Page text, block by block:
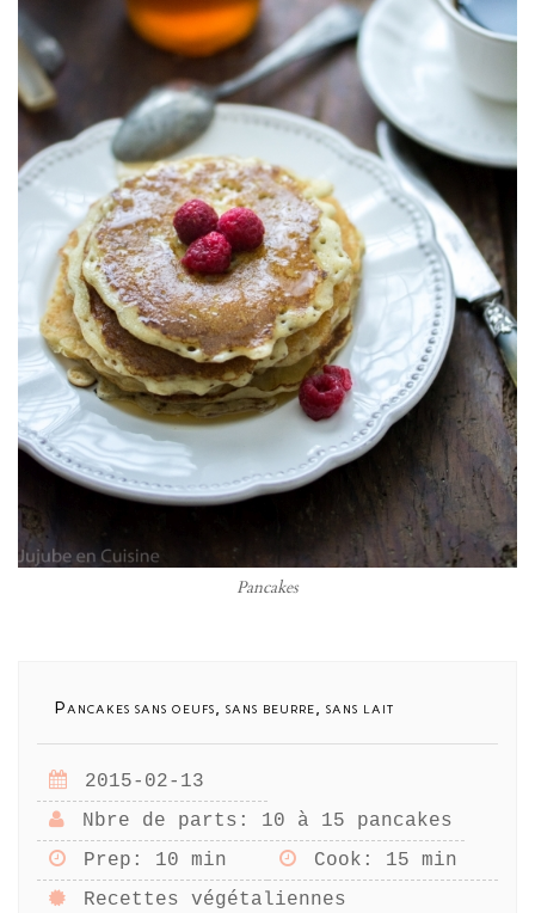
Pancakes
Pancakes sans oeufs, sans beurre, sans lait
2015-02-13
Nbre de parts : 10 à 15 pancakes
Prep : 10 min Cook : 15 min
Recettes végétaliennes